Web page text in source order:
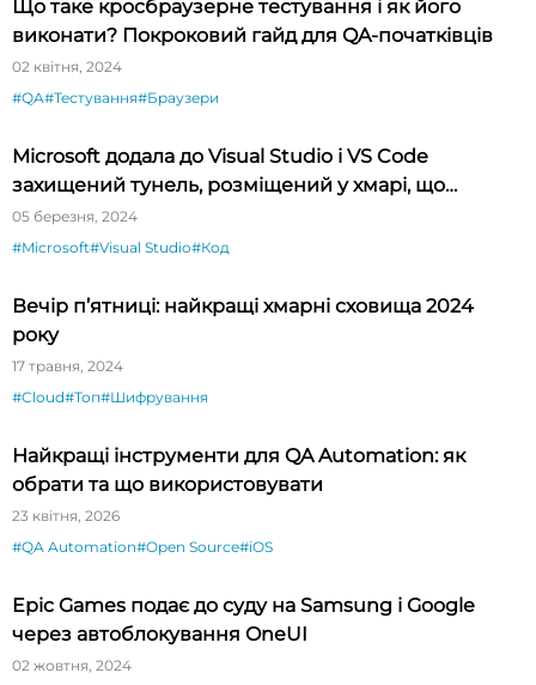
Що таке кросбраузерне тестування і як його
виконати? Покроковий гайд для QA-початківців
02 квітня, 2024
#QA#Тестування#Браузери
Microsoft додала до Visual Studio і VS Code
захищений тунель, розміщений у хмарі, що
спрощує тестування API
05 березня, 2024
#Microsoft#Visual Studio#Код
Вечір п’ятниці: найкращі хмарні сховища 2024
року
17 травня, 2024
#Cloud#Топ#Шифрування
Найкращі інструменти для QA Automation: як
обрати та що використовувати
23 квітня, 2026
#QA Automation#Open Source#iOS
Epic Games подає до суду на Samsung і Google
через автоблокування OneUI
02 жовтня, 2024